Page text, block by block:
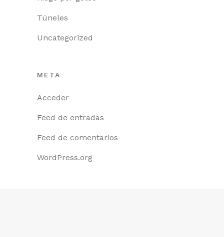
Túneles
Uncategorized
META
Acceder
Feed de entradas
Feed de comentarios
WordPress.org